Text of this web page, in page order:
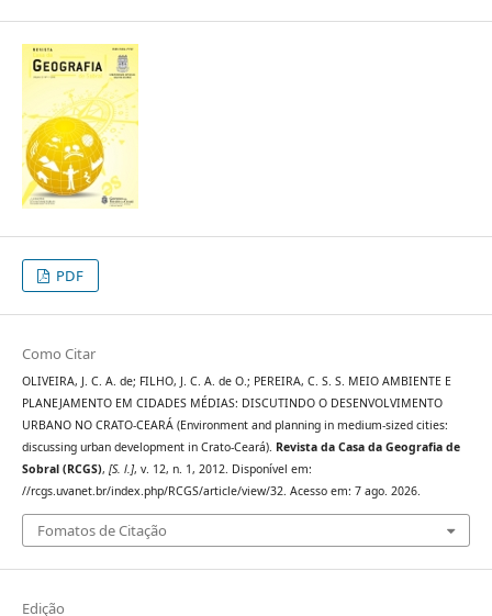
PDF
Como Citar
OLIVEIRA, J. C. A. de; FILHO, J. C. A. de O.; PEREIRA, C. S. S. MEIO AMBIENTE E
PLANEJAMENTO EM CIDADES MÉDIAS: DISCUTINDO O DESENVOLVIMENTO
URBANO NO CRATO-CEARÁ (Environment and planning in medium-sized cities:
discussing urban development in Crato-Ceará). Revista da Casa da Geografia de
Sobral (RCGS), [S. l.], v. 12, n. 1, 2012. Disponível em:
//rcgs.uvanet.br/index.php/RCGS/article/view/32. Acesso em: 7 ago. 2026.
Fomatos de Citação
Edição